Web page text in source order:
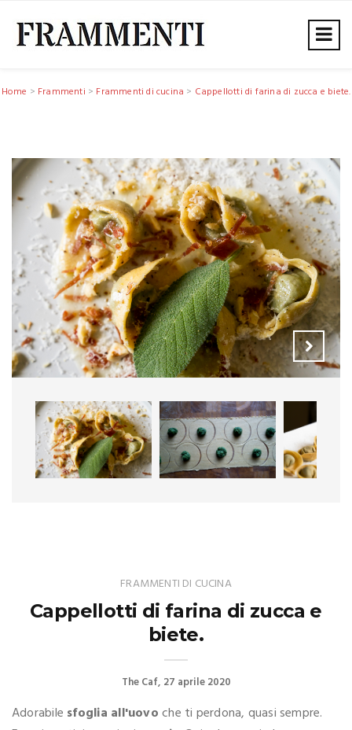
Home > Frammenti > Frammenti di cucina > Cappellotti di farina di zucca e biete.
FRAMMENTI DI CUCINA
Cappellotti di farina di zucca e
biete.
The Caf 27 aprile 2020
Adorabile sfoglia all'uovoche ti perdona, quasi sempre.